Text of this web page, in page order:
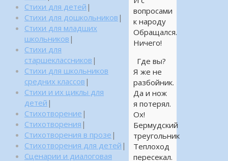
вопросами
к народу
Обращался.
Ничего!
Где вы?
Я же не
разбойник.
Да и нож
я потерял.
Ох!
Бермудский
треугольник
Теплоход
пересекал.
Стихи для детей |
Стихи для дошкольников |
Стихи для младших
школьников |
Стихи для
старшеклассников |
Стихи для школьников
средних классов |
Стихи и их циклы для
детей |
Стихотворение |
Стихотворения |
Стихотворения в прозе |
Стихотворения для детей |
Сценарии и диалоговая